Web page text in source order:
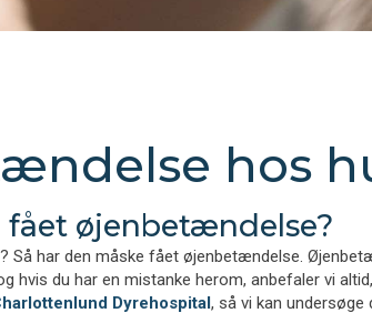
hos
fået øjenbetændelse?
Så har den måske fået øjenbetændelse.
hvis du har en mistanke herom, anbefaler vi
Dyrehospital, så vi kan undersøge